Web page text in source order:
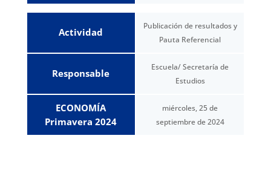
Actividad
Responsable
ECONOMÍA
Primavera 2024
Publicación de resultados y
Pauta Referencial
Escuela/ Secretaría de
Estudios
miércoles, 25 de
septiembre de 2024